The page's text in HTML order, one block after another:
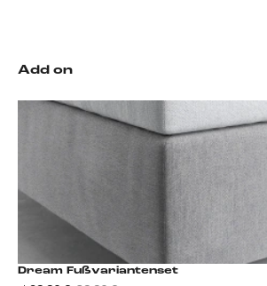
Add on
Dream Fußvariantenset